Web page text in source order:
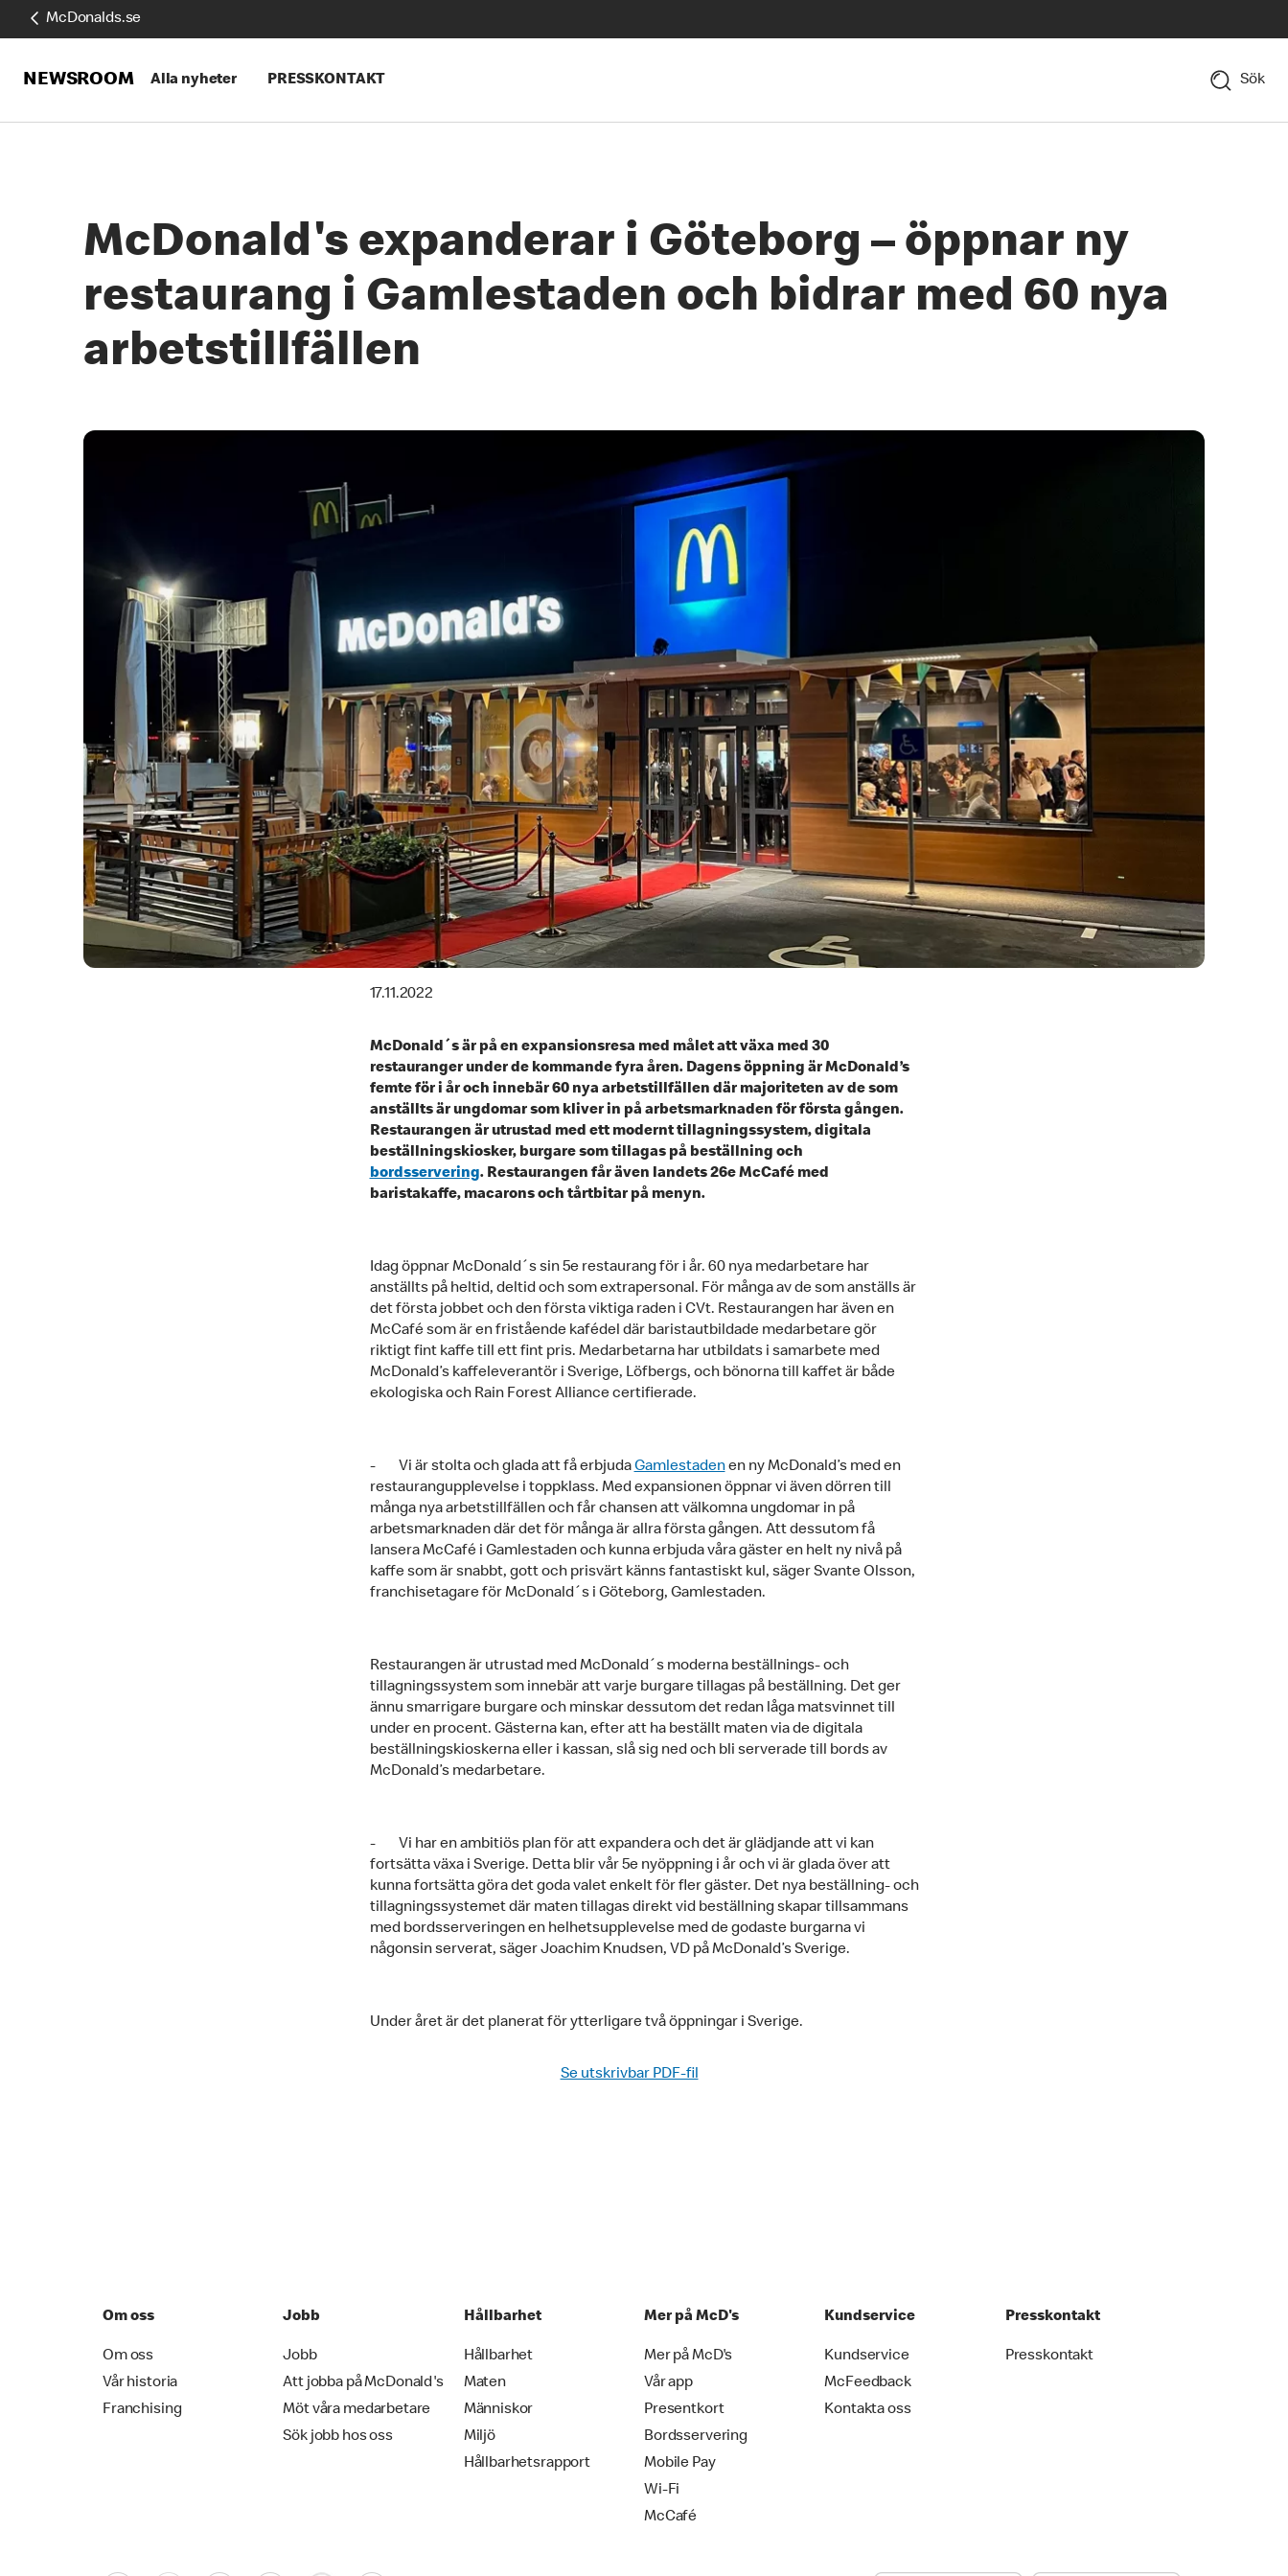
McDonalds.se
NEWSROOM Alla nyheter PRESSKONTAKT Sök
McDonald's expanderar i Göteborg – öppnar ny
restaurang i Gamlestaden och bidrar med 60 nya
arbetstillfällen
17.11.2022
McDonald´s är på en expansionsresa med målet att växa med 30
restauranger under de kommande fyra åren. Dagens öppning är McDonald’s
femte för i år och innebär 60 nya arbetstillfällen där majoriteten av de som
anställts är ungdomar som kliver in på arbetsmarknaden för första gången.
Restaurangen är utrustad med ett modernt tillagningssystem, digitala
beställningskiosker, burgare som tillagas på beställning och
bordsservering. Restaurangen får även landets 26e McCafé med
baristakaffe, macarons och tårtbitar på menyn.
Idag öppnar McDonald´s sin 5e restaurang för i år. 60 nya medarbetare har
anställts på heltid, deltid och som extrapersonal. För många av de som anställs är
det första jobbet och den första viktiga raden i CVt. Restaurangen har även en
McCafé som är en fristående kafédel där baristautbildade medarbetare gör
riktigt fint kaffe till ett fint pris. Medarbetarna har utbildats i samarbete med
McDonald’s kaffeleverantör i Sverige, Löfbergs, och bönorna till kaffet är både
ekologiska och Rain Forest Alliance certifierade.
- Vi är stolta och glada att få erbjudaGamlestadenen ny McDonald’s med en
restauranguppIevelse i toppklass. Med expansionen öppnar vi även dörren till
många nya arbetstillfällen och får chansen att välkomna ungdomar in på
arbetsmarknaden där det för många är allra första gången. Att dessutom få
lansera McCafé i Gamlestaden och kunna erbjuda våra gäster en helt ny nivå på
kaffe som är snabbt, gott och prisvärt känns fantastiskt kul, säger Svante Olsson,
franchisetagare för McDonald´s i Göteborg, Gamlestaden.
Restaurangen är utrustad med McDonald´s moderna beställnings- och
tillagningssystem som innebär att varje burgare tillagas på beställning. Det ger
ännu smarrigare burgare och minskar dessutom det redan låga matsvinnet till
under en procent. Gästerna kan, efter att ha beställt maten via de digitala
beställningskioskerna eller i kassan, slå sig ned och bli serverade till bords av
McDonald’s medarbetare.
- Vi har en ambitiös plan för att expandera och det är glädjande att vi kan
fortsätta växa i Sverige. Detta blir vår 5e nyöppning i år och vi är glada över att
kunna fortsätta göra det goda valet enkelt för fler gäster. Det nya beställning- och
tillagningssystemet där maten tillagas direkt vid beställning skapar tillsammans
med bordsserveringen en helhetsupplevelse med de godaste burgarna vi
någonsin serverat, säger Joachim Knudsen, VD på McDonald’s Sverige.
Under året är det planerat för ytterligare två öppningar i Sverige.
Se utskrivbar PDF-fil
Om oss
Om oss
Vår historia
Franchising
Jobb
Jobb
Att jobba på McDonald's
Möt våra medarbetare
Sök jobb hos oss
Hållbarhet
Hållbarhet
Maten
Människor
Miljö
Hållbarhetsrapport
Mer på McD's
Mer på McD's
Vår app
Presentkort
Bordsservering
Mobile Pay
Wi-Fi
McCafé
Kundservice
Kundservice
McFeedback
Kontakta oss
Presskontakt
Presskontakt